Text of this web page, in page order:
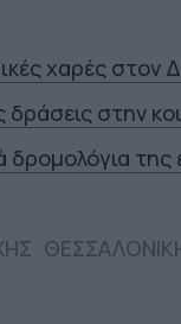
χαρές στον
δράσεις στην
δρομολόγια